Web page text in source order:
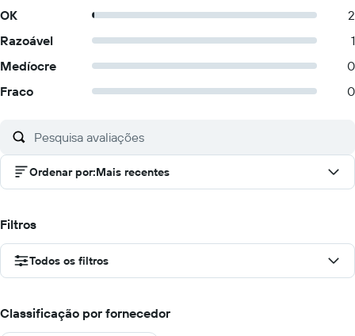
OK
2
Razoável
1
Medíocre
0
Fraco
0
Ordenar por:Mais recentes
Filtros
Todos os filtros
Classificação por fornecedor